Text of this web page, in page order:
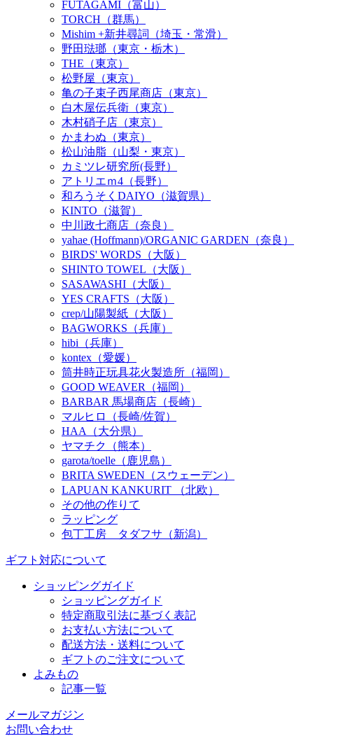
FUTAGAMI（富山）
TORCH（群馬）
Mishim +新井尋詞（埼玉・常滑）
野田琺瑯（東京・栃木）
THE（東京）
松野屋（東京）
亀の子束子西尾商店（東京）
白木屋伝兵衛（東京）
木村硝子店（東京）
かまわぬ（東京）
松山油脂（山梨・東京）
カミツレ研究所(長野）
アトリエｍ4（長野）
和ろうそくDAIYO（滋賀県）
KINTO（滋賀）
中川政七商店（奈良）
yahae (Hoffmann)/ORGANIC GARDEN（奈良）
BIRDS' WORDS（大阪）
SHINTO TOWEL（大阪）
SASAWASHI（大阪）
YES CRAFTS（大阪）
crep/山陽製紙（大阪）
BAGWORKS（兵庫）
hibi（兵庫）
kontex（愛媛）
筒井時正玩具花火製造所（福岡）
GOOD WEAVER（福岡）
BARBAR 馬場商店（長崎）
マルヒロ（長崎/佐賀）
HAA（大分県）
ヤマチク（熊本）
garota/toelle（鹿児島）
BRITA SWEDEN（スウェーデン）
LAPUAN KANKURIT （北欧）
その他の作りて
ラッピング
包丁工房 タダフサ（新潟）
ギフト対応について
ショッピングガイド
ショッピングガイド
特定商取引法に基づく表記
お支払い方法について
配送方法・送料について
ギフトのご注文について
よみもの
記事一覧
メールマガジン
お問い合わせ